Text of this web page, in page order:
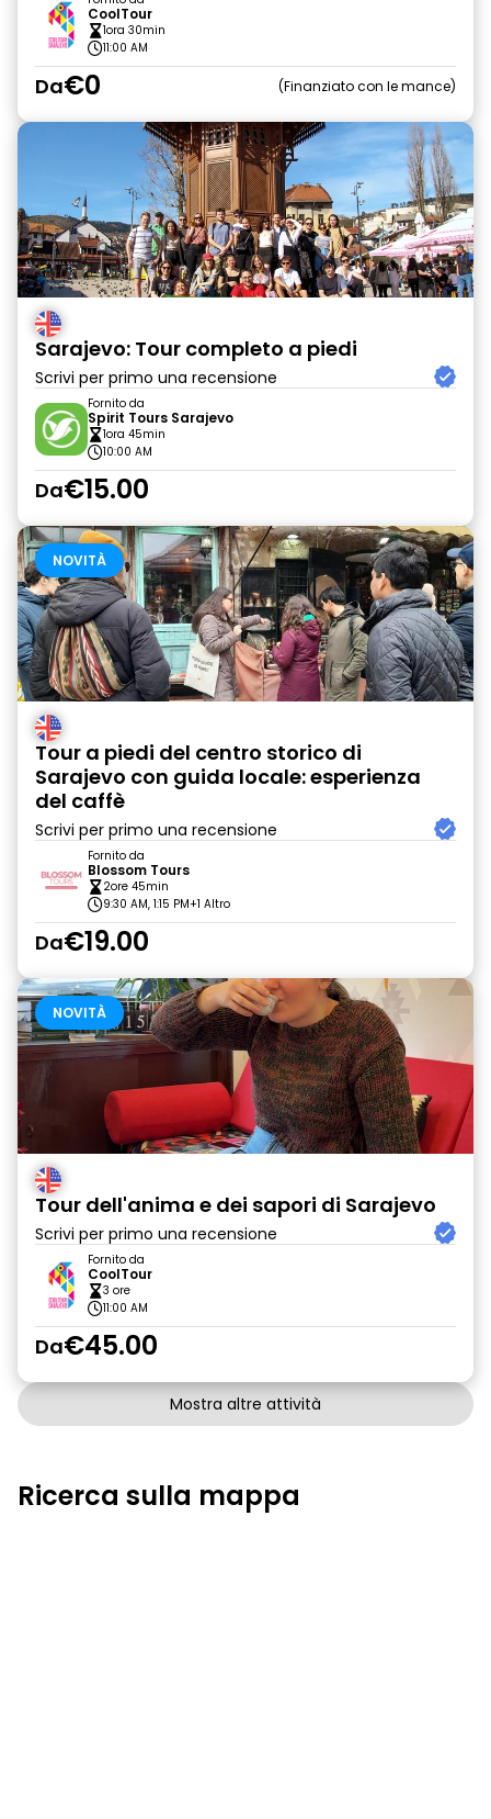
CoolTour
1ora 30min
11:00 AM
Da€0 Finanziato con le mance
Sarajevo: Tour completo a piedi
Scrivi per primo una recensione
Fornito da
Spirit Tours Sarajevo
1ora 45min
10:00 AM
Da€15.00
NOVITÀ
Tour a piedi del centro storico di
Sarajevo con guida locale: esperienza
del caffè
Scrivi per primo una recensione
Fornito da
Blossom Tours
2ore 45min
9:30 AM, 1:15 PM+1 Altro
Da€19.00
NOVITÀ
Tour dell'anima e dei sapori di Sarajevo
Scrivi per primo una recensione
Fornito da
CoolTour
3 ore
11:00 AM
Da€45.00
Mostra altre attività
Ricerca sulla mappa